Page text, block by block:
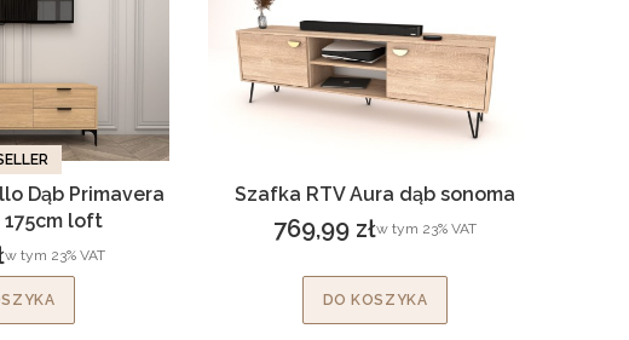
Dąb Primavera
175cm loft
w tym %s VAT
w tym 23%VAT
Szafka RTV Aura dąb sonoma
Cena brutto
769,99 złw tym %s VAT
w tym 23% VAT
DO KOSZYKA